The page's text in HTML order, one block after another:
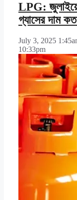
LPG: জুলাইয়ে
গ্যাসের দাম
July 3, 2025
10:33pm